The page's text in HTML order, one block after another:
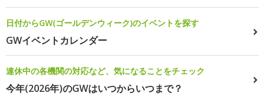
日付からGW(ゴールデンウィーク)のイベントを探す
GWイベントカレンダー
連休中の各機関の対応など、気になることをチェック
今年(2026年)のGWはいつからいつまで？